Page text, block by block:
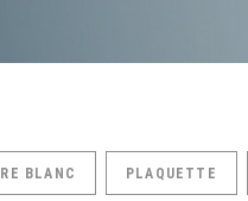
BLANC PLAQUETTE